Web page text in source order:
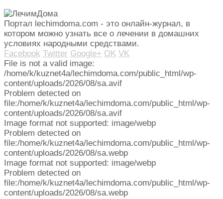
Портал lechimdoma.com - это онлайн-журнал, в
котором можно узнать все о лечении в домашних
условиях народными средствами.
Facebook Twitter Google+ OK VK
File is not a valid image:
/home/k/kuznet4a/lechimdoma.com/public_html/wp-
content/uploads/2026/08/sa.avif
Problem detected on
file:/home/k/kuznet4a/lechimdoma.com/public_html/wp-
content/uploads/2026/08/sa.avif
Image format not supported: image/webp
Problem detected on
file:/home/k/kuznet4a/lechimdoma.com/public_html/wp-
content/uploads/2026/08/sa.webp
Image format not supported: image/webp
Problem detected on
file:/home/k/kuznet4a/lechimdoma.com/public_html/wp-
content/uploads/2026/08/sa.webp